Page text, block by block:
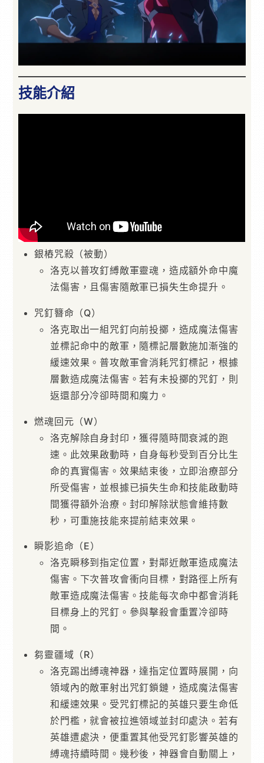
技能介紹
銀樁咒殺（被動）
洛克以普攻釘縛敵軍靈魂，造成額外命中魔
法傷害，且傷害隨敵軍已損失生命提升。
咒釘簪命（Q）
洛克取出一組咒釘向前投擲，造成魔法傷害
並標記命中的敵軍，隨標記層數施加漸強的
緩速效果。普攻敵軍會消耗咒釘標記，根據
層數造成魔法傷害。若有未投擲的咒釘，則
返還部分冷卻時間和魔力。
燃魂回元（W）
洛克解除自身封印，獲得隨時間衰減的跑
速。此效果啟動時，自身每秒受到百分比生
命的真實傷害。效果結束後，立即治療部分
所受傷害，並根據已損失生命和技能啟動時
間獲得額外治療。封印解除狀態會維持數
秒，可重施技能來提前結束效果。
瞬影追命（E）
洛克瞬移到指定位置，對鄰近敵軍造成魔法
傷害。下次普攻會衝向目標，對路徑上所有
敵軍造成魔法傷害。技能每次命中都會消耗
目標身上的咒釘。參與擊殺會重置冷卻時
間。
芻靈疆域（R）
洛克踢出縛魂神器，達指定位置時展開，向
領域內的敵軍射出咒釘鎖鏈，造成魔法傷害
和緩速效果。受咒釘標記的英雄只要生命低
於門檻，就會被拉進領域並封印處決。若有
英雄遭處決，便重置其他受咒釘影響英雄的
縛魂持續時間。幾秒後，神器會自動關上，